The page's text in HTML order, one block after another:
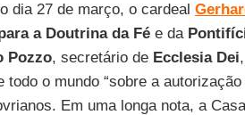
dia 27 de março, o cardeal
a Doutrina da Fée da
Pozzo, secretário deEcclesia Dei
o mundo “sobre a
Em uma longa nota, a